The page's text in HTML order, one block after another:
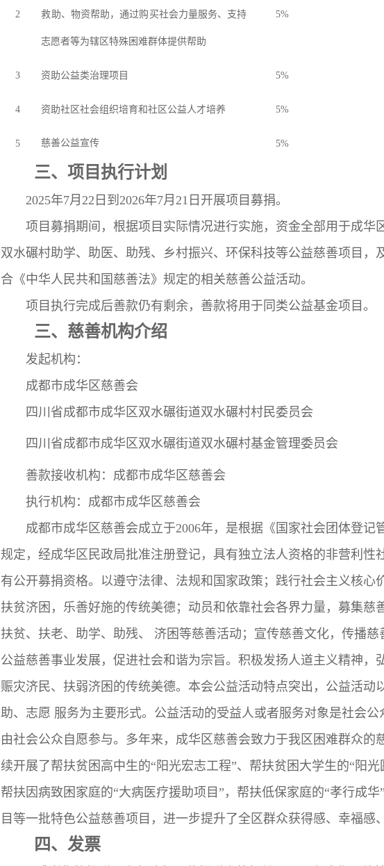
2 救助、物资帮助 ，通过购买社会力量服务、支持
志愿者等为辖区特殊困难群体提供帮助
5%
3 资助公益类治理项目 5%
4 资助社区社会组织培育和社区公益人才培养 5%
5 慈善公益宣传 5%
三、项目执行计划
2025年7月 22 日到 2026年7月 21 日 开展项目募捐。
项目募捐期间，根据项目实际情况进行实施，资金全部用于成华
双水碾村助学、助医、助残、乡村振兴、环保科技等公益慈善项目，
合《中华人民共和国慈善法》规定的相关慈善公益活动。
项目执行完成后善款仍有剩余，善款将用于同类公益基金项目。
三、慈善机构介绍
发起机构：
成都市成华区慈善会
四川省成都市成华区双水碾街道双水碾村村民委员会
四川省成都市成华区双水碾街道双水碾村基金管理委员会
善款接收机构：成都市成华区慈善会
执行机构：成都市成华区慈善会
成都市成华区慈善会成立于2006年，是根据《国家社会团体登记
规定，经成华区民政局批准注册登记，具有独立法人资格的非营利性
有公开募捐资格。以遵守法律、法规和国家政策；践行社会主义核心
扶贫济困，乐善好施的传统美德；动员和依靠社会各界力量，募集慈
扶贫、扶老、助学、助残、 济困等慈善活动；宣传慈善文化，传播慈
公益慈善事业发展，促进社会和谐为宗旨。积极发扬人道主义精神，
赈灾济民、扶弱济困的传统美德。本会公益活动特点突出，公益活动
助、志愿 服务为主要形式。公益活动的受益人或者服务对象是社会公
由社会公众自愿参与。多年来，成华区慈善会致力于我区困难群众的
续开展了帮扶贫困高中生的“阳光宏志工程”、帮扶贫困大学生的“阳光
帮扶因病致困家庭的“大病医疗援助项目”，帮扶低保家庭的“孝行成华
目等一批特色公益慈善项目，进一步提升了全区群众获得感、幸福感
四、发票